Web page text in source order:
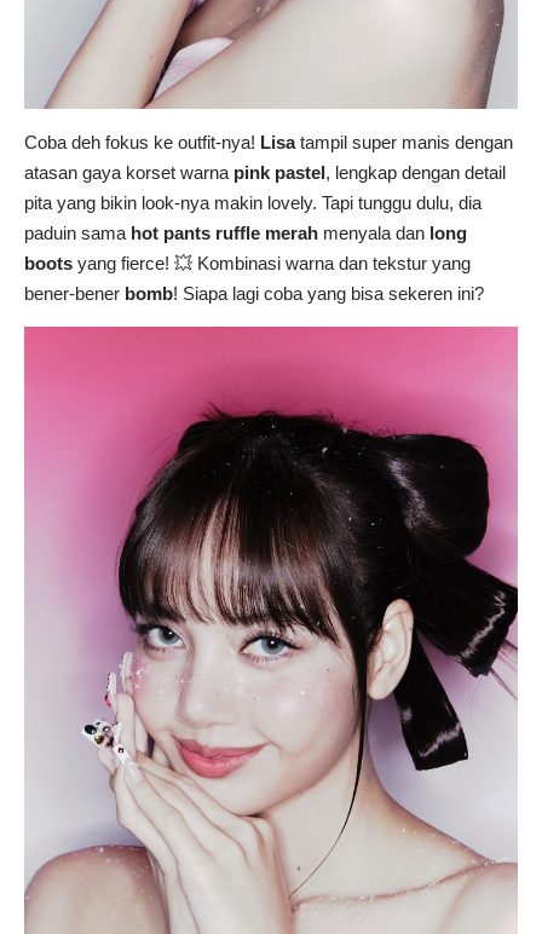
Coba deh fokus ke outfit-nya! Lisatampil super manis dengan
atasan gaya korset warna pink pastel, lengkap dengan detail
pita yang bikin look-nya makin lovely. Tapi tunggu dulu, dia
paduin sama hot pants ruffle merah menyala dan long
boots yang fierce! 💥 Kombinasi warna dan tekstur yang
bener-bener bomb! Siapa lagi coba yang bisa sekeren ini?